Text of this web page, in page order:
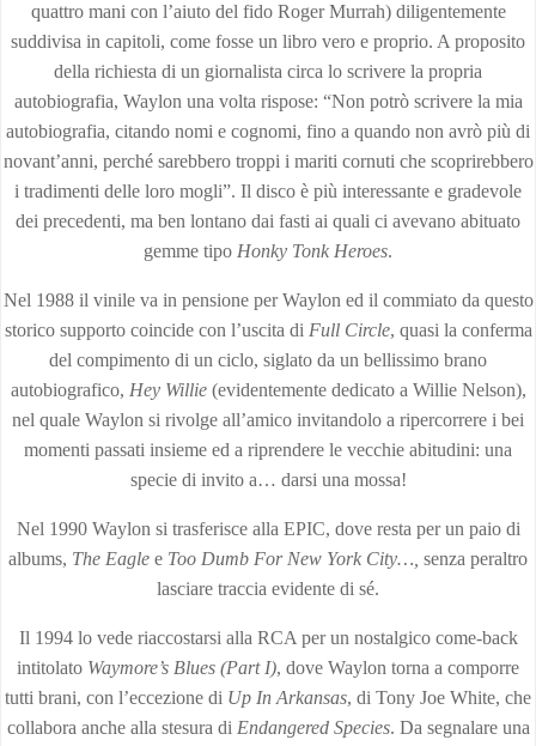
quattro mani con l’aiuto del fido Roger Murrah) diligentemente
suddivisa in capitoli, come fosse un libro vero e proprio. A proposito
della richiesta di un giornalista circa lo scrivere la propria
autobiografia, Waylon una volta rispose: “Non potrò scrivere la mia
autobiografia, citando nomi e cognomi, fino a quando non avrò più di
novant’anni, perché sarebbero troppi i mariti cornuti che scoprirebbero
i tradimenti delle loro mogli”. Il disco è più interessante e gradevole
dei precedenti, ma ben lontano dai fasti ai quali ci avevano abituato
gemme tipo Honky Tonk Heroes.
Nel 1988 il vinile va in pensione per Waylon ed il commiato da questo
storico supporto coincide con l’uscita di Full Circle, quasi la conferma
del compimento di un ciclo, siglato da un bellissimo brano
autobiografico, Hey Willie(evidentemente dedicato a Willie Nelson),
nel quale Waylon si rivolge all’amico invitandolo a ripercorrere i bei
momenti passati insieme ed a riprendere le vecchie abitudini: una
specie di invito a… darsi una mossa!
Nel 1990 Waylon si trasferisce alla EPIC, dove resta per un paio di
albums, The Eagle e Too Dumb For New York City…, senza peraltro
lasciare traccia evidente di sé.
Il 1994 lo vede riaccostarsi alla RCA per un nostalgico come-back
intitolato Waymore’s Blues (Part I), dove Waylon torna a comporre
tutti brani, con l’eccezione di Up In Arkansas, di Tony Joe White, che
collabora anche alla stesura di Endangered Species. Da segnalare una